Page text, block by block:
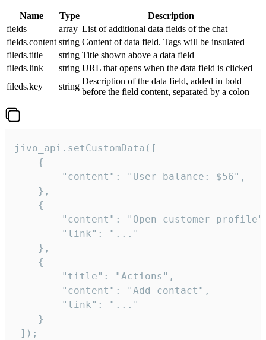
Name Type
Description
fields
array List of additional data fields of the chat
fields.content string Content of data field. Tags will be insulated
fileds.title
string Title shown above a data field
fileds.link
string URL that opens when the data field is clicked
fileds.key
string
Description of the data field, added in bold
before the field content, separated by a colon
jivo_api.setCustomData([
    {
        "content": "User balance: $56",
    },
    {
"content": "Open customer
        "link": "..."
    },
    {
        "title": "Actions",
        "content": "Add contact",
        "link": "..."
    }
]);